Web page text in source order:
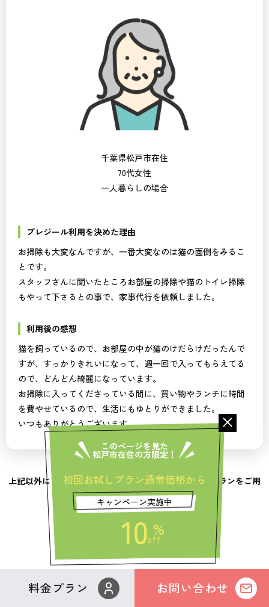
このページを見た
松戸市在住の方限定！
初回お試しプラン通常価格から
キャンペーン実施中
10 %
off
千葉県松戸市在住
70代女性
一人暮らしの場合
プレジール利用を決めた理由
お掃除も大変なんですが、一番大変なのは猫の面倒をみるこ
とです。
スタッフさんに聞いたところお部屋の掃除や猫のトイレ掃除
もやって下さるとの事で、家事代行を依頼しました。
利用後の感想
猫を飼っているので、お部屋の中が猫のけだらけだったんで
すが、すっかりきれいになって、週一回で入ってもらえてる
ので、どんどん綺麗になっています。
お掃除に入ってくださっている間に、買い物やランチに時間
を費やせているので、生活にもゆとりができました。
いつもありがとうございます。
上記以外にも、お客様のニーズに合わせたたくさんのプランをご用
意しております。
まずはお気軽にお問い合わせください！
料金プラン お問い合わせ